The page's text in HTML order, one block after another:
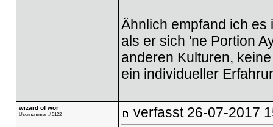
Ähnlich empfand ich
als er sich 'ne Portion
anderen Kulturen,
ein individueller
wizard of wor
Usernummer # 5122 verfasst 26-07-2017